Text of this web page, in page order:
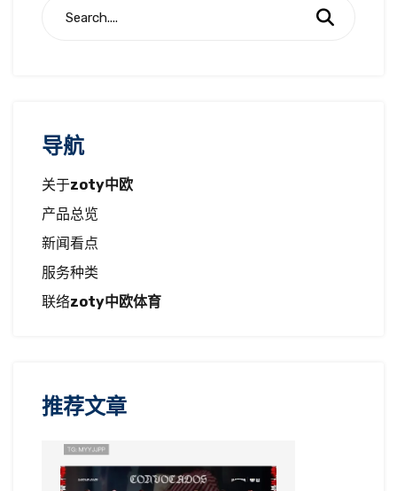
导航
关于zoty中欧
产品总览
新闻看点
服务种类
联络zoty中欧体育
推荐文章